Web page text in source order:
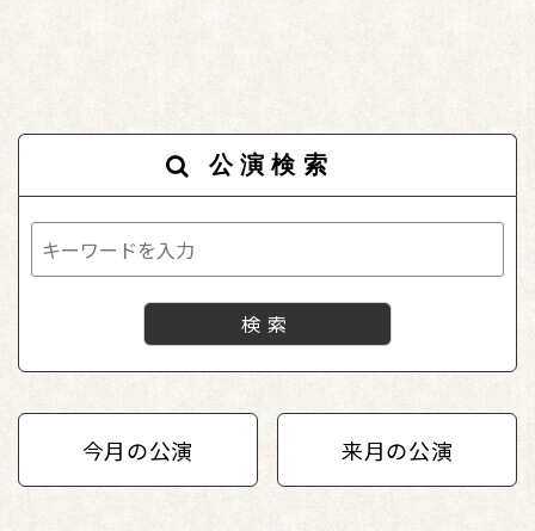
公演検索
今月の公演 来月の公演